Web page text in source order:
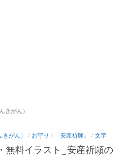
きがん）
がん） / お守り / 「安産祈願」 / 文字
無料イラスト_安産祈願の